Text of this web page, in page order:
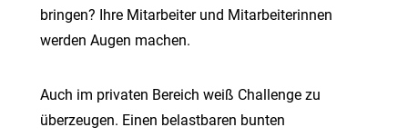
bringen? Ihre Mitarbeiter und Mitarbeiterinnen
werden Augen machen.
Auch im privaten Bereich weiß Challenge zu
überzeugen. Einen belastbaren bunten